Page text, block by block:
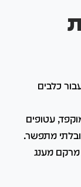
כלבים
עטופים
ובלתי מתפשר.
מרקם מענג